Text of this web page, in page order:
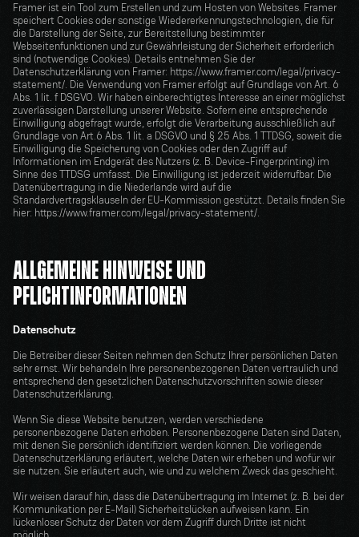
Framer ist ein Tool zum Erstellen und zum Hosten von Websites. Framer
speichert Cookies oder sonstige Wiedererkennungstechnologien, die für
die Darstellung der Seite, zur Bereitstellung bestimmter
Webseitenfunktionen und zur Gewährleistung der Sicherheit erforderlich
sind (notwendige Cookies). Details entnehmen Sie der
Datenschutzerklärung von Framer: https://www.framer.com/legal/privacy-
statement/. Die Verwendung von Framer erfolgt auf Grundlage von Art. 6
Abs. 1 lit. f DSGVO. Wir haben einberechtigtes Interesse an einer möglichst
zuverlässigen Darstellung unserer Website. Sofern eine entsprechende
Einwilligung abgefragt wurde, erfolgt die Verarbeitung ausschließlich auf
Grundlage von Art.6 Abs. 1 lit. a DSGVO und § 25 Abs. 1 TTDSG, soweit die
Einwilligung die Speicherung von Cookies oder den Zugriff auf
Informationen im Endgerät des Nutzers (z. B. Device-Fingerprinting) im
Sinne des TTDSG umfasst. Die Einwilligung ist jederzeit widerrufbar. Die
Datenübertragung in die Niederlande wird auf die
Standardvertragsklauseln der EU-Kommission gestützt. Details finden Sie
hier: https://www.framer.com/legal/privacy-statement/.
ALLGEMEINE HINWEISE UND
PFLICHTINFORMATIONEN
Datenschutz
Die Betreiber dieser Seiten nehmen den Schutz Ihrer persönlichen Daten
sehr ernst. Wir behandeln Ihre personenbezogenen Daten vertraulich und
entsprechend den gesetzlichen Datenschutzvorschriften sowie dieser
Datenschutzerklärung.
Wenn Sie diese Website benutzen, werden verschiedene
personenbezogene Daten erhoben. Personenbezogene Daten sind Daten,
mit denen Sie persönlich identifiziert werden können. Die vorliegende
Datenschutzerklärung erläutert, welche Daten wir erheben und wofür wir
sie nutzen. Sie erläutert auch, wie und zu welchem Zweck das geschieht.
Wir weisen darauf hin, dass die Datenübertragung im Internet (z. B. bei der
Kommunikation per E-Mail) Sicherheitslücken aufweisen kann. Ein
lückenloser Schutz der Daten vor dem Zugriff durch Dritte ist nicht